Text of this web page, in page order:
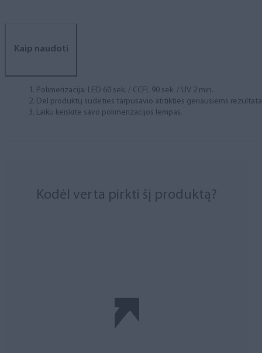
Kaip naudoti
Polimerizacija: LED 60 sek. / CCFL 90 sek. / UV 2 min.
Dėl produktų sudėties tarpusavio atitikties geriausiems
Laiku keiskite savo polimerizacijos lempas.
Kodėl verta pirkti šį produktą?